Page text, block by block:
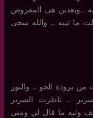
..وبعدين هي المفروض
ما تبيه .. والله سجى
من برودة الجو .. والنور
.. ناظرت السرير
وليه ما قال لي ومتى